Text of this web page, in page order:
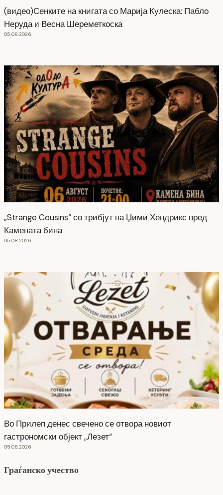
(видео)Сенките на книгата со Марија Кулеска: Пабло
Неруда и Весна Шереметкоска
05.08.2026
„Strange Cousins“ со трибјут на Џими Хендрикс пред
Камената бина
05.08.2026
Во Прилеп денес свечено се отвора новиот
гастрономски објект „Лезет“
05.08.2026
Граѓанско учество